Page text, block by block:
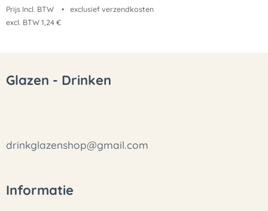
Prijs Incl. BTW
exclusief verzendkosten
excl. BTW 1,24 €
Glazen - Drinken
drinkglazenshop@gmail.com
Informatie